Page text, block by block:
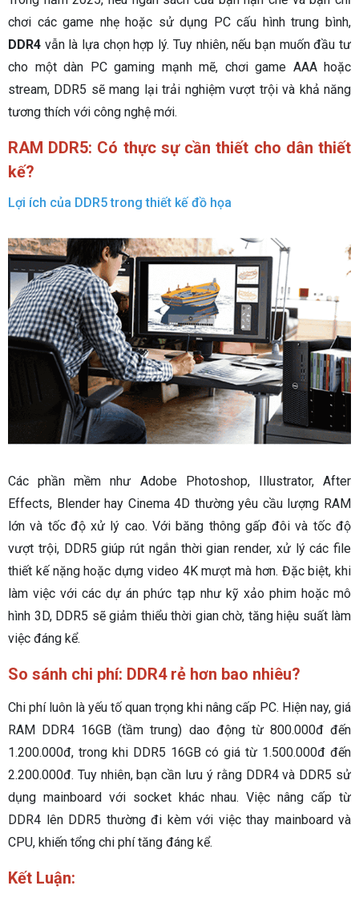
chơi các game nhẹ hoặc sử dụng PC cấu hình trung bình,
DDR4 vẫn là lựa chọn hợp lý. Tuy nhiên, nếu bạn muốn đầu tư
cho một dàn PC gaming mạnh mẽ, chơi game AAA hoặc
stream, DDR5 sẽ mang lại trải nghiệm vượt trội và khả năng
tương thích với công nghệ mới.
RAM DDR5: Có thực sự cần thiết cho dân thiết
kế?
Lợi ích của DDR5 trong thiết kế đồ họa
Các phần mềm như Adobe Photoshop, Illustrator, After
Effects, Blender hay Cinema 4D thường yêu cầu lượng RAM
lớn và tốc độ xử lý cao. Với băng thông gấp đôi và tốc độ
vượt trội, DDR5 giúp rút ngắn thời gian render, xử lý các file
thiết kế nặng hoặc dựng video 4K mượt mà hơn. Đặc biệt, khi
làm việc với các dự án phức tạp như kỹ xảo phim hoặc mô
hình 3D, DDR5 sẽ giảm thiểu thời gian chờ, tăng hiệu suất làm
việc đáng kể.
So sánh chi phí: DDR4 rẻ hơn bao nhiêu?
Chi phí luôn là yếu tố quan trọng khi nâng cấp PC. Hiện nay, giá
RAM DDR4 16GB (tầm trung) dao động từ 800.000đ đến
1.200.000đ, trong khi DDR5 16GB có giá từ 1.500.000đ đến
2.200.000đ. Tuy nhiên, bạn cần lưu ý rằng DDR4 và DDR5 sử
dụng mainboard với socket khác nhau. Việc nâng cấp từ
DDR4 lên DDR5 thường đi kèm với việc thay mainboard và
CPU, khiến tổng chi phí tăng đáng kể.
Kết Luận: